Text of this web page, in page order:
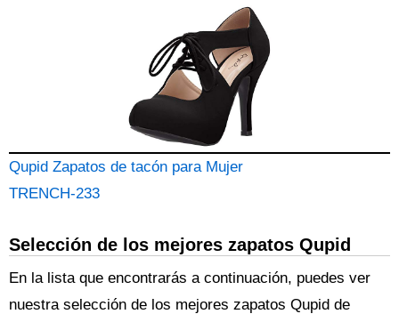
Qupid Zapatos de tacón para Mujer
TRENCH-233
Selección de los mejores zapatos Qupid
En la lista que encontrarás a continuación, puedes ver
nuestra selección de los mejores zapatos Qupid de